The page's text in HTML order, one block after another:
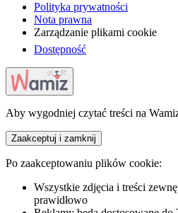
Polityka prywatności
Nota prawna
Zarządzanie plikami cookie
Dostępność
Aby wygodniej czytać treści na
Zaakceptuj i zamknij
Po zaakceptowaniu plików cookie:
Wszystkie zdjęcia i treści
prawidłowo